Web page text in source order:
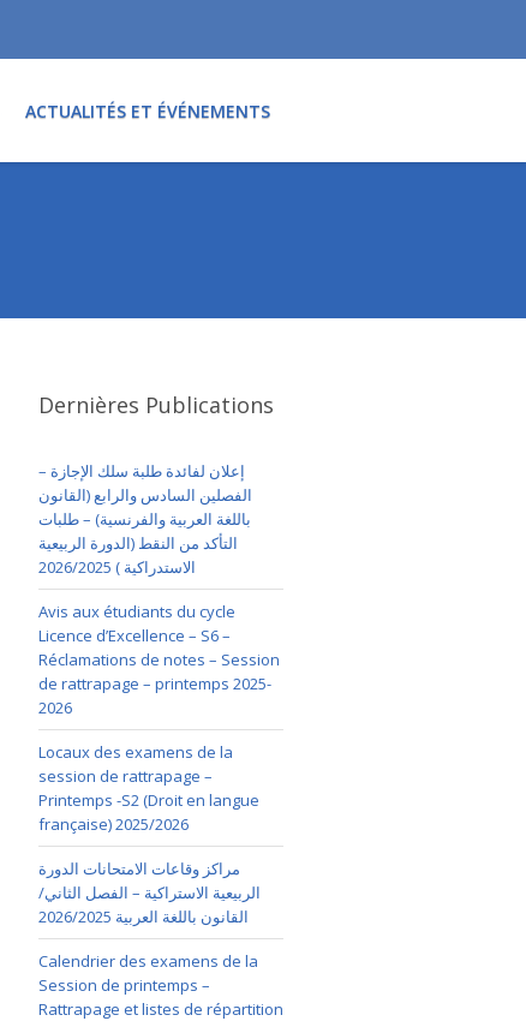
ACTUALITÉS ET ÉVÉNEMENTS
Dernières Publications
إعلان لفائدة طلبة سلك الإجازة –
الفصلين السادس والرابع (القانون
باللغة العربية والفرنسية) – طلبات
التأكد من النقط (الدورة الربيعية
الاستدراكية ) 2026/2025
Avis aux étudiants du cycle
Licence d’Excellence – S6 –
Réclamations de notes – Session
de rattrapage – printemps 2025-
2026
Locaux des examens de la
session de rattrapage –
Printemps -S2 (Droit en langue
française) 2025/2026
مراكز وقاعات الامتحانات الدورة
الربيعية الاستراكية – الفصل الثاني/
القانون باللغة العربية 2026/2025
Calendrier des examens de la
Session de printemps –
Rattrapage et listes de répartition